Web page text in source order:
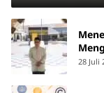
28 Juli